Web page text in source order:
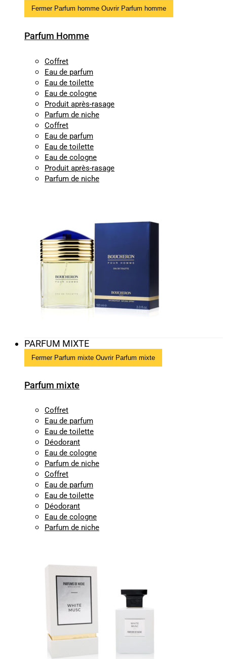
Fermer Parfum homme Ouvrir Parfum homme
Parfum Homme
Coffret
Eau de parfum
Eau de toilette
Eau de cologne
Produit après-rasage
Parfum de niche
Coffret
Eau de parfum
Eau de toilette
Eau de cologne
Produit après-rasage
Parfum de niche
PARFUM MIXTE
Fermer Parfum mixte Ouvrir Parfum mixte
Parfum mixte
Coffret
Eau de parfum
Eau de toilette
Déodorant
Eau de cologne
Parfum de niche
Coffret
Eau de parfum
Eau de toilette
Déodorant
Eau de cologne
Parfum de niche